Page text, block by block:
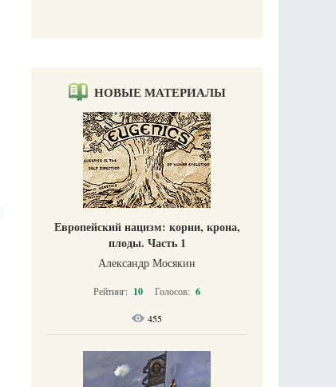
НОВЫЕ МАТЕРИАЛЫ
Европейский нацизм: корни, крона,
плоды. Часть 1
Александр Мосякин
Рейтинг: 10 Голосов: 6
455